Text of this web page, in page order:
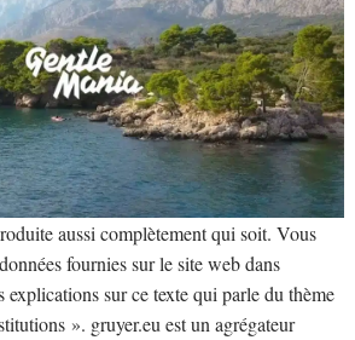
aussi complètement qui soit. Vous
fournies sur le site web dans
explications sur ce texte qui parle du thème
». gruyer.eu est un agrégateur